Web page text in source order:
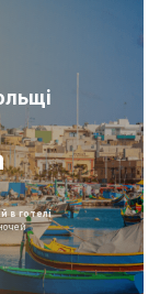
в готелі